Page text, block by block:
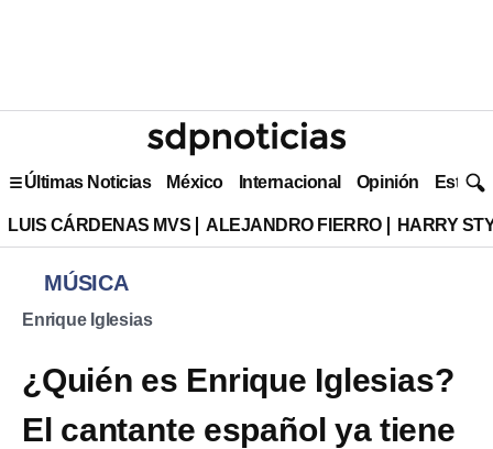
Últimas Noticias México Internacional Opinión Estilo
LUIS CÁRDENAS MVS ALEJANDRO FIERRO HARRY
MÚSICA
Enrique Iglesias
¿Quién es Enrique Iglesias?
El cantante español ya tiene